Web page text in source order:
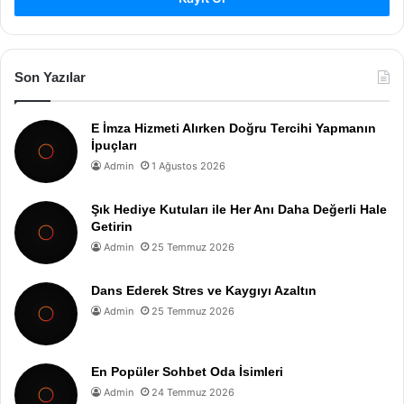
Son Yazılar
E İmza Hizmeti Alırken Doğru Tercihi Yapmanın
İpuçları
Admin 1 Ağustos 2026
Şık Hediye Kutuları ile Her Anı Daha Değerli Hale
Getirin
Admin 25 Temmuz 2026
Dans Ederek Stres ve Kaygıyı Azaltın
Admin 25 Temmuz 2026
En Popüler Sohbet Oda İsimleri
Admin 24 Temmuz 2026